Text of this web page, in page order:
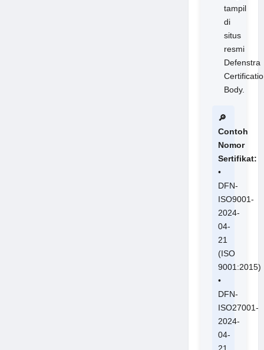
tampil
di
situs
resmi
Defenstra
Body.
🔎
Contoh
Nomor
Sertifikat:
•
DFN-
ISO9001-
2024-
04-
21
(ISO
9001:2015)
•
DFN-
ISO27001-
2024-
04-